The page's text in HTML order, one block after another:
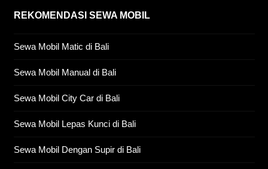
REKOMENDASI SEWA MOBIL
Sewa Mobil Matic di Bali
Sewa Mobil Manual di Bali
Sewa Mobil City Car di Bali
Sewa Mobil Lepas Kunci di Bali
Sewa Mobil Dengan Supir di Bali